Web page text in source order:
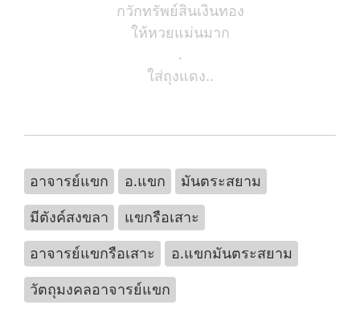
กวักทรัพย์สินเงินทอง
ให้หวยแม่นมาก
.
ใส่ถุงแดง..
อาจารย์แขก อ.แขก
มันตระสยาม
มีตังค์สงขลา
แขกรือเสาะ
อาจารย์แขกรือเสาะ
อ.แขกมันตระสยาม
วัตถุมงคลอาจารย์แขก